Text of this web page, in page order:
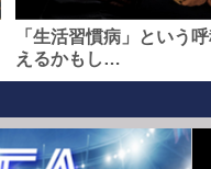
「生活習慣病」という
えるかもし…